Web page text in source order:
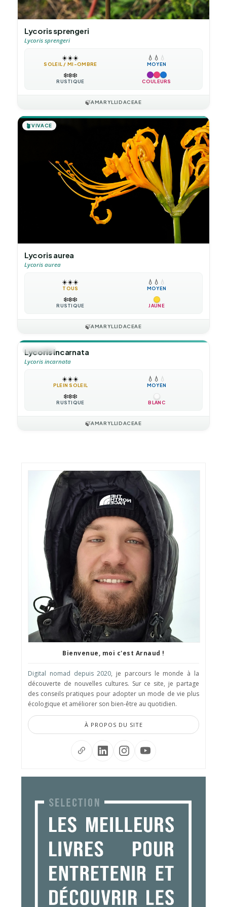
Lycoris sprengeri
Lycoris sprengeri
☀️☀️☀️
SOLEIL / MI-OMBRE
💧 💧 💧
MOYEN
❄️❄️❄️
RUSTIQUE COULEURS
🍃AMARYLLIDACEAE
🪴VIVACE
Lycoris aurea
Lycoris aurea
☀️☀️☀️
TOUS
💧 💧 💧
MOYEN
❄️❄️❄️
RUSTIQUE JAUNE
🍃AMARYLLIDACEAE
🪴VIVACE
Lycoris incarnata
Lycoris incarnata
☀️☀️☀️
PLEIN SOLEIL
💧 💧 💧
MOYEN
❄️❄️❄️
RUSTIQUE BLANC
🍃AMARYLLIDACEAE
Bienvenue, moi c'est Arnaud !
Digital nomad depuis 2020, je parcours le monde à la
découverte de nouvelles cultures. Sur ce site, je partage
des conseils pratiques pour adopter un mode de vie plus
écologique et améliorer son bien-être au quotidien.
À PROPOS DU SITE